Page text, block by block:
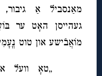
מאַנסביל אַ
געהייסן האָט ער
מוֹאֲבֿישע און טוט
„טאָ וועל